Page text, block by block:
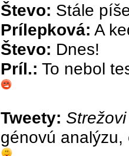
Števo: Stále
Prílepková: A
Števo: Dnes!
Príl.: To nebol
Tweety: Strežovi
génovú